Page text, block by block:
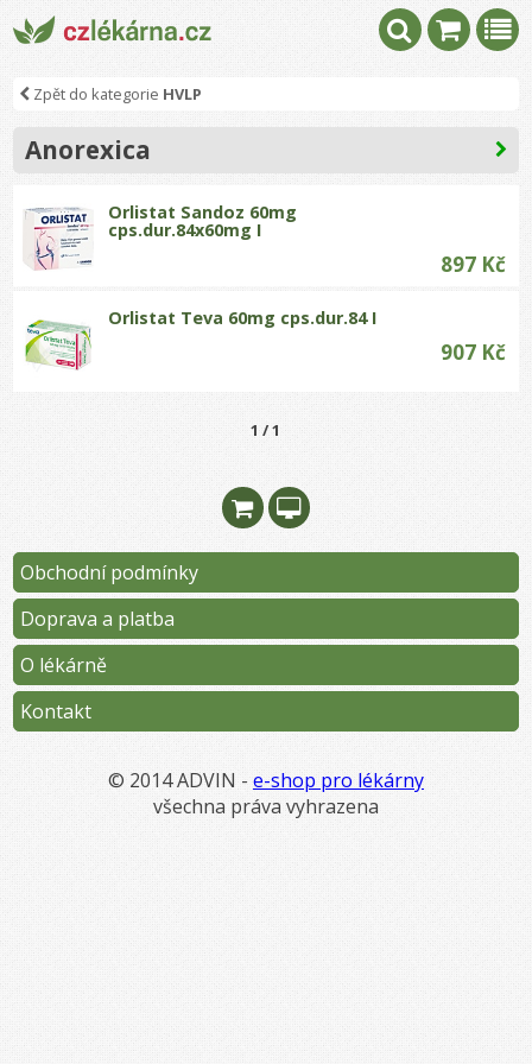
Zpět do kategorie HVLP
Anorexica
Orlistat Sandoz 60mg
cps.dur.84x60mg I
897 Kč
Orlistat Teva 60mg cps.dur.84 I
907 Kč
1 / 1
Obchodní podmínky
Doprava a platba
O lékárně
Kontakt
© 2014 ADVIN - e-shop pro lékárny
všechna práva vyhrazena